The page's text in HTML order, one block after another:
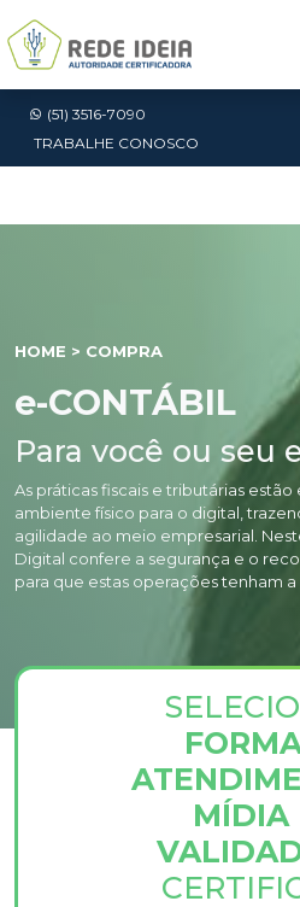
(51) 3516-7090
TRABALHE CONOSCO
HOME > COMPRA
e-CONTÁBIL
Para você ou seu
As práticas fiscais e tributárias
ambiente físico para o digital,
agilidade ao meio empresarial.
Digital confere a segurança e o
para que estas operações tenham
MÍDIA